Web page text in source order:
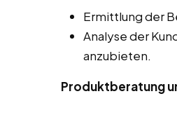
Ermittlung der
Analyse der
anzubieten.
Produktberatung